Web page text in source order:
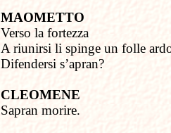
MAOMETTO
Verso la fortezza
A riunirsi li spinge un folle
Difendersi s’apran?
CLEOMENE
Sapran morire.